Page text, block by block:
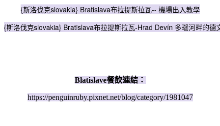
{斯洛伐克slovakia} Bratislava布拉提斯拉瓦-- 機場出入教學
{斯洛伐克slovakia} Bratislava布拉提斯拉瓦-Hrad Devín 多瑙河畔的德
Blatislave餐飲連結：
https://penguinruby.pixnet.net/blog/category/1981047